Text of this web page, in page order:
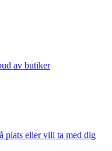
av butiker
plats eller vill ta med dig